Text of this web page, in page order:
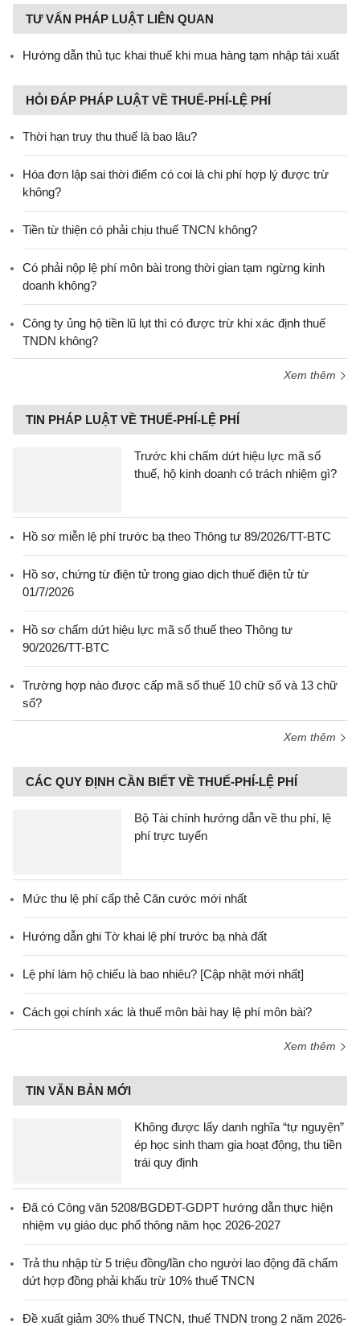
TƯ VẤN PHÁP LUẬT LIÊN QUAN
Hướng dẫn thủ tục khai thuế khi mua hàng tạm nhập tái xuất
HỎI ĐÁP PHÁP LUẬT VỀ THUẾ-PHÍ-LỆ PHÍ
Thời hạn truy thu thuế là bao lâu?
Hóa đơn lập sai thời điểm có coi là chi phí hợp lý được trừ
không?
Tiền từ thiện có phải chịu thuế TNCN không?
Có phải nộp lệ phí môn bài trong thời gian tạm ngừng kinh
doanh không?
Công ty ủng hộ tiền lũ lụt thì có được trừ khi xác định thuế
TNDN không?
Xem thêm
TIN PHÁP LUẬT VỀ THUẾ-PHÍ-LỆ PHÍ
Trước khi chấm dứt hiệu lực mã số
thuế, hộ kinh doanh có trách nhiệm gì?
Hồ sơ miễn lệ phí trước bạ theo Thông tư 89/2026/TT-BTC
Hồ sơ, chứng từ điện tử trong giao dịch thuế điện tử từ
01/7/2026
Hồ sơ chấm dứt hiệu lực mã số thuế theo Thông tư
90/2026/TT-BTC
Trường hợp nào được cấp mã số thuế 10 chữ số và 13 chữ
số?
Xem thêm
CÁC QUY ĐỊNH CẦN BIẾT VỀ THUẾ-PHÍ-LỆ PHÍ
Bộ Tài chính hướng dẫn về thu phí, lệ
phí trực tuyến
Mức thu lệ phí cấp thẻ Căn cước mới nhất
Hướng dẫn ghi Tờ khai lệ phí trước bạ nhà đất
Lệ phí làm hộ chiếu là bao nhiêu? [Cập nhật mới nhất]
Cách gọi chính xác là thuế môn bài hay lệ phí môn bài?
Xem thêm
TIN VĂN BẢN MỚI
Không được lấy danh nghĩa “tự nguyện”
ép học sinh tham gia hoạt động, thu tiền
trái quy định
Đã có Công văn 5208/BGDĐT-GDPT hướng dẫn thực hiện
nhiệm vụ giáo dục phổ thông năm học 2026-2027
Trả thu nhập từ 5 triệu đồng/lần cho người lao động đã chấm
dứt hợp đồng phải khấu trừ 10% thuế TNCN
Đề xuất giảm 30% thuế TNCN, thuế TNDN trong 2 năm 2026-